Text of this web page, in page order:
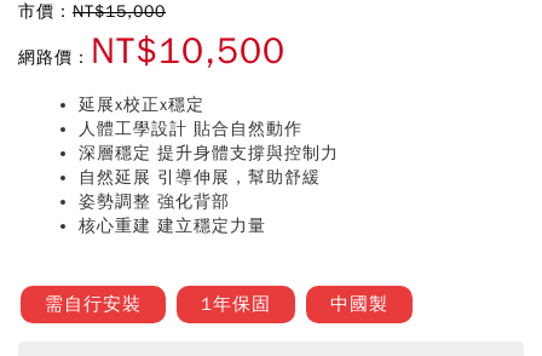
市價： NT$15,000
網路價： NT$10,500
延展x校正x穩定
人體工學設計 貼合自然動作
深層穩定 提升身體支撐與控制力
自然延展 引導伸展，幫助舒緩
姿勢調整 強化背部
核心重建 建立穩定力量
需自行安裝 1年保固 中國製